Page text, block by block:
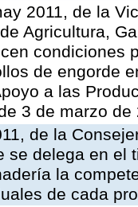
2011, de la
Agricultura,
condiciones
de engorde
a las
3 de marzo de
de la
se delega en el
la
de cada